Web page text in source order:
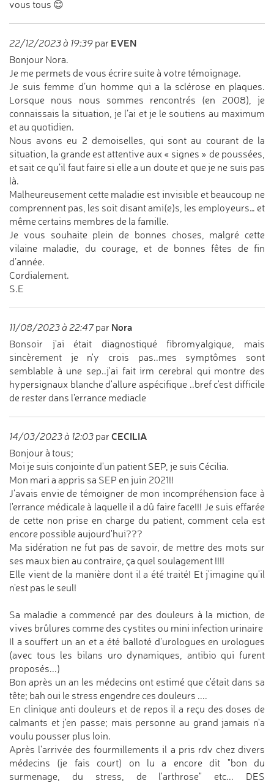
vous tous 😊
22/12/2023 à 19:39 par EVEN
Bonjour Nora.
Je me permets de vous écrire suite à votre témoignage.
Je suis femme d’un homme qui a la sclérose en plaques.
Lorsque nous nous sommes rencontrés (en 2008), je
connaissais la situation, je l’ai et je le soutiens au maximum
et au quotidien.
Nous avons eu 2 demoiselles, qui sont au courant de la
situation, la grande est attentive aux « signes » de poussées,
et sait ce qu’il faut faire si elle a un doute et que je ne suis pas
là.
Malheureusement cette maladie est invisible et beaucoup ne
comprennent pas, les soit disant ami(e)s, les employeurs… et
même certains membres de la famille.
Je vous souhaite plein de bonnes choses, malgré cette
vilaine maladie, du courage, et de bonnes fêtes de fin
d’année.
Cordialement.
S.E
11/08/2023 à 22:47par Nora
Bonsoir j'ai était diagnostiqué fibromyalgique, mais
sincèrement je n'y crois pas..mes symptômes sont
semblable à une sep..j'ai fait irm cerebral qui montre des
hypersignaux blanche d'allure aspécifique ..bref c'est difficile
de rester dans l'errance mediacle
14/03/2023 à 12:03 par CECILIA
Bonjour à tous;
Moi je suis conjointe d'un patient SEP, je suis Cécilia.
Mon mari a appris sa SEP en juin 2021!!
J'avais envie de témoigner de mon incompréhension face à
l'errance médicale à laquelle il a dû faire face!!! Je suis effarée
de cette non prise en charge du patient, comment cela est
encore possible aujourd'hui???
Ma sidération ne fut pas de savoir, de mettre des mots sur
ses maux bien au contraire, ça quel soulagement !!!!
Elle vient de la manière dont il a été traité! Et j'imagine qu'il
n'est pas le seul!
Sa maladie a commencé par des douleurs à la miction, de
vives brûlures comme des cystites ou mini infection urinaire
Il a souffert un an et a été balloté d'urologues en urologues
(avec tous les bilans uro dynamiques, antibio qui furent
proposés...)
Bon après un an les médecins ont estimé que c'était dans sa
tête; bah oui le stress engendre ces douleurs ....
En clinique anti douleurs et de repos il a reçu des doses de
calmants et j'en passe; mais personne au grand jamais n'a
voulu pousser plus loin.
Après l'arrivée des fourmillements il a pris rdv chez divers
médecins (je fais court) on lu a encore dit "bon du
surmenage, du stress, de l'arthrose" etc... DES